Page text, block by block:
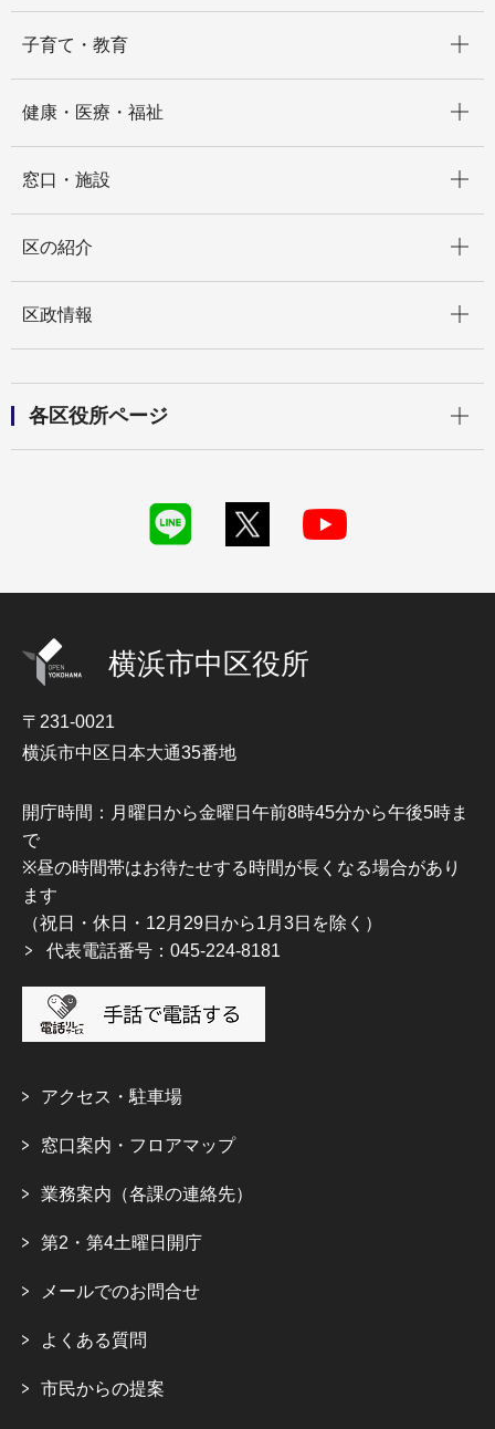
子育て・教育
健康・医療・福祉
窓口・施設
区の紹介
区政情報
各区役所ページ
横浜市中区役所
〒231-0021
横浜市中区日本大通35番地
開庁時間：月曜日から金曜日午前8時45分から午後5時ま
で
※昼の時間帯はお待たせする時間が長くなる場合があり
ます
（祝日・休日・12月29日から1月3日を除く）
代表電話番号：045-224-8181
アクセス・駐車場
窓口案内・フロアマップ
業務案内（各課の連絡先）
第2・第4土曜日開庁
メールでのお問合せ
よくある質問
市民からの提案